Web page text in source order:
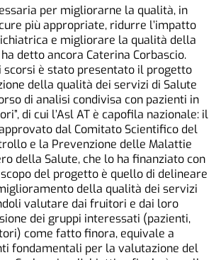
per migliorarne la qualità, in
più appropriate, ridurre l’impatto
e migliorare la qualità della
detto ancora Caterina Corbascio.
scorsi è stato presentato il progetto
della qualità dei servizi di Salute
di analisi condivisa con pazienti in
di cui l’Asl AT è capofila nazionale: il
dal Comitato Scientifico del
e la Prevenzione delle Malattie
della Salute, che lo ha finanziato con
del progetto è quello di delineare
della qualità dei servizi
valutare dai fruitori e dai loro
dei gruppi interessati (pazienti,
come fatto finora, equivale a
fondamentali per la valutazione del